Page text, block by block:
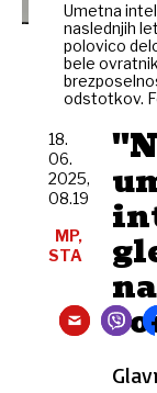
Umetna
naslednjih
polovico
bele
odstotkov.
na
18.
06.
2025,
08.19
MP,
STA